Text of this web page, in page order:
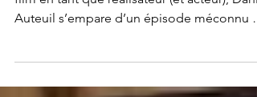
aux résistants de l’ombre
Auteuil s’empare d’un épisode méconnu